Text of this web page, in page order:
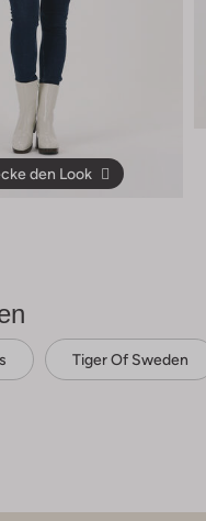
den Look
Tiger Of Sweden